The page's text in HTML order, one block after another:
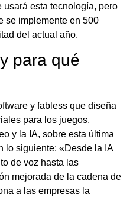
esta tecnología, pero
se implemente en 500
del actual año.
para qué
y fabless que diseña
para los juegos,
y la IA, sobre esta última
lo siguiente: «Desde la IA
de voz hasta las
mejorada de la cadena de
a las empresas la